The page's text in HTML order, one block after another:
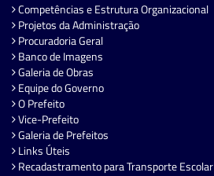
Competências e Estrutura Organizacional
Projetos da Administração
Procuradoria Geral
Banco de Imagens
Galeria de Obras
Equipe do Governo
O Prefeito
Vice-Prefeito
Galeria de Prefeitos
Links Úteis
Recadastramento para Transporte Escolar